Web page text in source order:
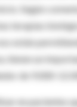
Según
terapias
están
tienen un
de 9.000-
en pacientes